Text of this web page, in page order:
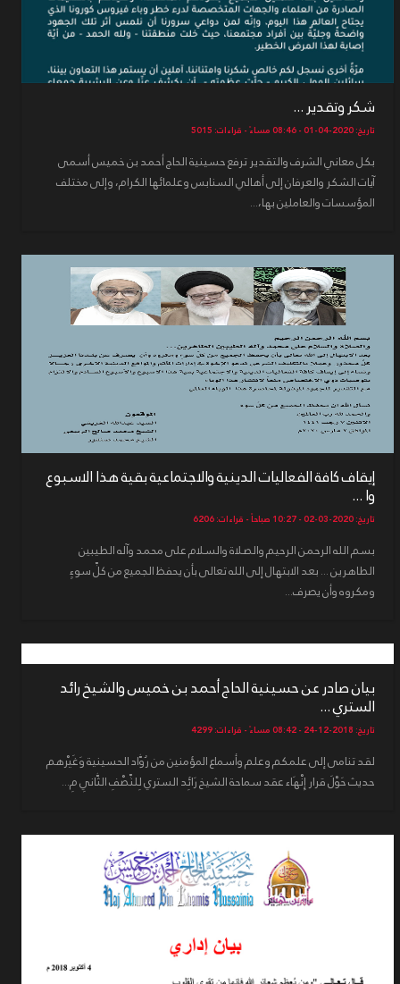
شكر وتقدير ...
تاريخ: 2020-04-01 - 08:46 مساءً - قراءات: 5015
بكل معاني الشرف والتقدير ترفع حسينية الحاج أحمد بن خميس أسمى
آيات الشكر والعرفان إلى أهالي السنابس وعلمائها الكرام، وإلى مختلف
المؤسسات والعاملين بها،...
إيقاف كافة الفعاليات الدينية والاجتماعية بقية هذا الاسبوع
وا ...
تاريخ: 2020-03-02 - 10:27 صباحاً - قراءات: 6206
بسم الله الرحمن الرحيم والصلاة والسلام على محمد وآله الطيبين
الطاهرين ... بعد الابتهال إلى الله تعالى بأن يحفظ الجميع من كلِّ سوءٍ
ومكروه وأن يصرف...
بيان صادر عن حسينية الحاج أحمد بن خميس والشيخ رائد
الستري ...
تاريخ: 2018-12-24 - 08:42 مساءً - قراءات: 4299
لقد تنامى إلى علمكم وعلم وأسماع المؤمنين من رُوَّاد الحسينية وَغَيْرهم
حديث حَوْلَ قرار إِنْهَاء عقد سماحة الشيخ رَائِد الستري لِلنِّصْفِ الثَّانِي مِ...